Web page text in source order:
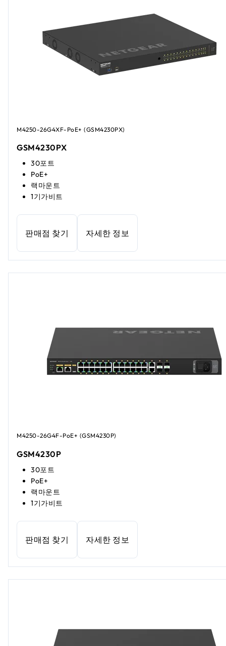
M4250-26G4XF-PoE+ (GSM4230PX)
GSM4230PX
30포트
PoE+
랙마운트
1기가비트
판매점 찾기 자세한 정보
M4250-26G4F-PoE+ (GSM4230P)
GSM4230P
30포트
PoE+
랙마운트
1기가비트
판매점 찾기 자세한 정보